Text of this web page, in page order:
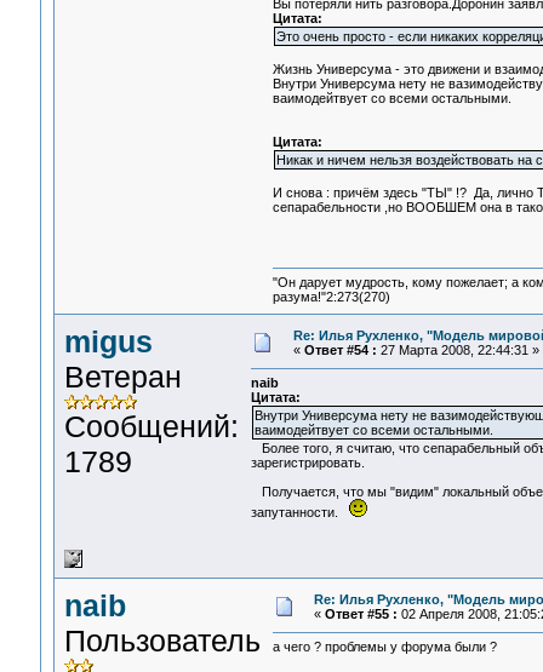
Вы потеряли нить разговора.Доронин
Цитата:
Это очень просто - если никаких
Жизнь Универсума - это движени и
Внутри Универсума нету не
ваимодейтвует со всеми остальными.
Цитата:
Никак и ничем нельзя воздействовать на
И снова : причём здесь "ТЫ" !? Да, лично
сепарабельности ,но ВООБШЕМ она в
"Он дарует мудрость, кому пожелает; а
разума!"2:273(270)
migus
Ветеран
Сообщений:
1789
Re: Илья Рухленко, "Модель
« Ответ #54 : 27 Марта 2008, 22:44:31 »
naib
Цитата:
Внутри Универсума нету не
ваимодейтвует со всеми остальными.
Более того, я считаю, что сепарабельный
зарегистрировать.
Получается, что мы "видим" локальный
запутанности.
naib
Пользователь
Re: Илья Рухленко, "Модель
« Ответ #55 : 02 Апреля 2008,
а чего ? проблемы у форума были ?